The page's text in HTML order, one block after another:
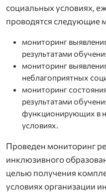
социальных условиях,
проводятся следующие
мониторинг
результатами
мониторинг
неблагоприятных
мониторинг
результатами
функционирующих в
условиях.
Проведен мониторинг
инклюзивного
целью получения
условиях организации